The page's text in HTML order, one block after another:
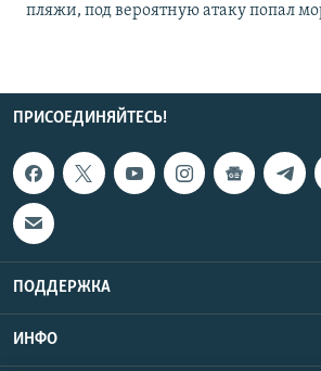
пляжи, под вероятную атаку попал
ПРИСОЕДИНЯЙТЕСЬ!
ПОДДЕРЖКА
ИНФО